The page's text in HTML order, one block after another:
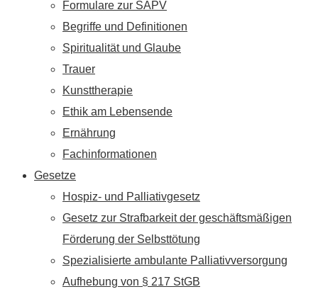
Formulare zur SAPV
Begriffe und Definitionen
Spiritualität und Glaube
Trauer
Kunsttherapie
Ethik am Lebensende
Ernährung
Fachinformationen
Gesetze
Hospiz- und Palliativgesetz
Gesetz zur Strafbarkeit der geschäftsmäßigen
Förderung der Selbsttötung
Spezialisierte ambulante Palliativversorgung
Aufhebung von § 217 StGB